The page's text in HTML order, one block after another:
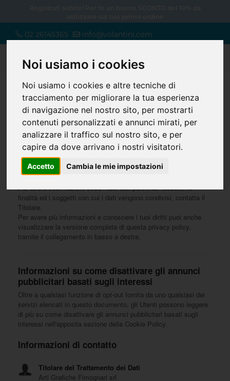
Noi usiamo i cookies
Noi usiamo i cookies e altre tecniche di
tracciamento per migliorare la tua esperienza
di navigazione nel nostro sito, per mostrarti
contenuti personalizzati e annunci mirati, per
analizzare il traffico sul nostro sito, e per
capire da dove arrivano i nostri visitatori.
Accetto Cambia le mie impostazioni
02 26145365 info@volantini.com
Home Info privacy
Privacy policy